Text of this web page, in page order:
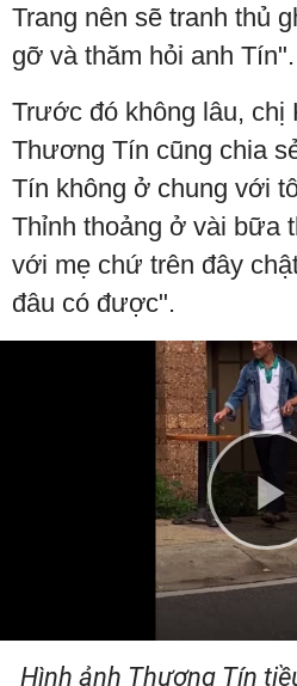
Trang nên sẽ tranh thủ
gỡ và thăm hỏi anh Tín".
Trước đó không lâu, chị
Thương Tín cũng chia
Tín không ở chung với
Thỉnh thoảng ở vài bữa
với mẹ chứ trên đây
đâu có được".
Hình ảnh Thương Tín